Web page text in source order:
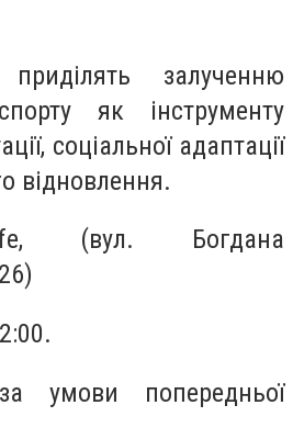
залученню
як інструменту
соціальної адаптації
відновлення.
(вул. Богдана
умови попередньої